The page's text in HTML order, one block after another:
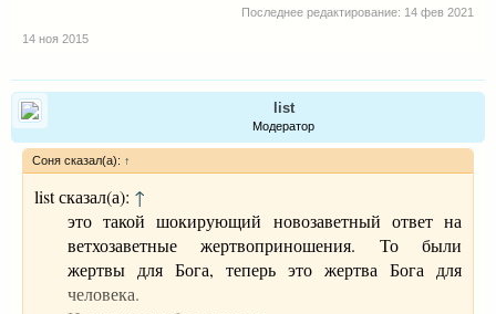
Последнее редактирование: 14 фев 2021
14 ноя 2015
list
Модератор
Соня сказал(а): ↑
list сказал(а): ↑
это такой шокирующий новозаветный ответ на
ветхозаветные жертвоприношения. То были
жертвы для Бога, теперь это жертва Бога для
человека.